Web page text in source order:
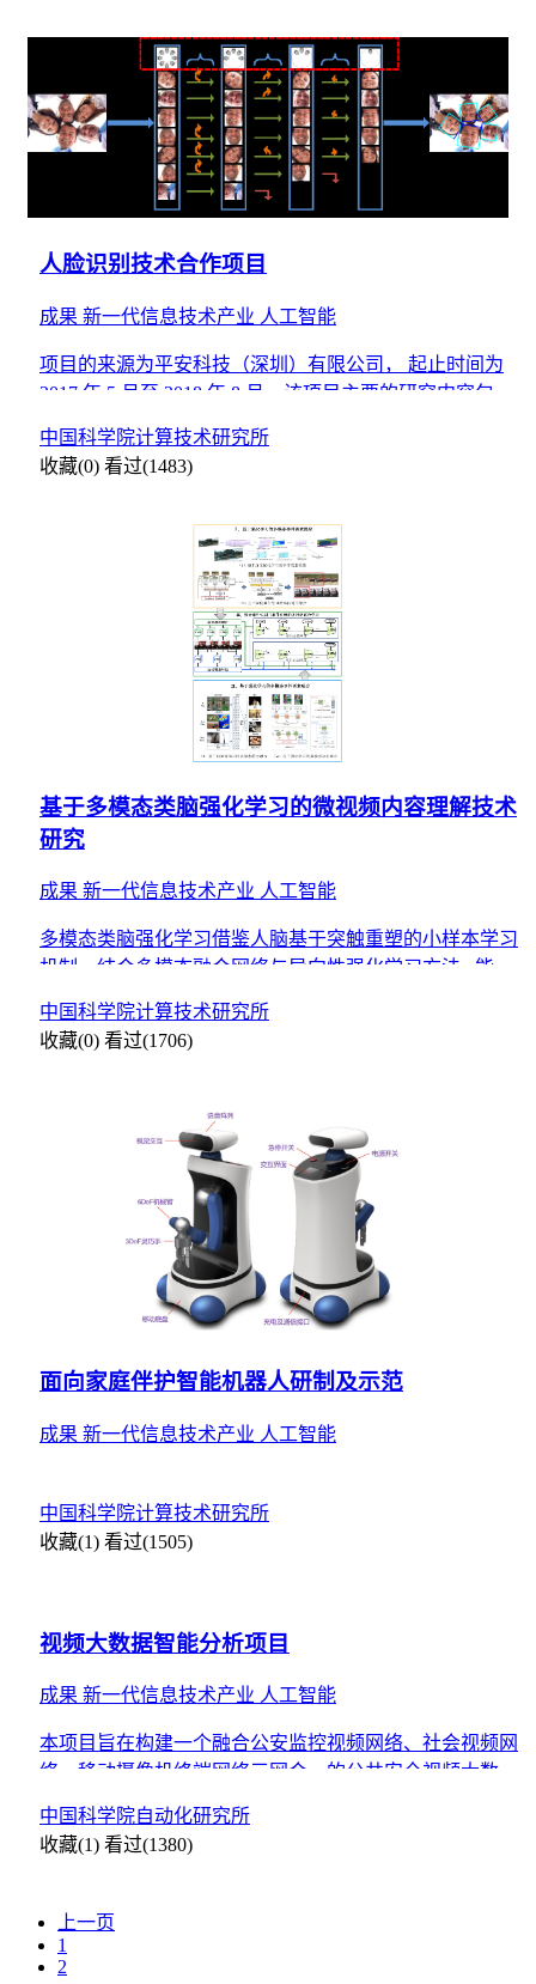
人脸识别技术合作项目
成果 新一代信息技术产业 人工智能
项目的来源为平安科技（深圳）有限公司， 起止时间为
2017 年 5 月至 2018 年 8 月。该项目主要的研究内容包括
中国科学院计算技术研究所
收藏(0) 看过(1483)
基于多模态类脑强化学习的微视频内容理解技术
研究
成果 新一代信息技术产业 人工智能
多模态类脑强化学习借鉴人脑基于突触重塑的小样本学习
机制，结合多模态融合网络与导向性强化学习方法 , 能够
的问题
中国科学院计算技术研究所
收藏(0) 看过(1706)
面向家庭伴护智能机器人研制及示范
成果 新一代信息技术产业 人工智能
中国科学院计算技术研究所
收藏(1) 看过(1505)
视频大数据智能分析项目
成果 新一代信息技术产业 人工智能
本项目旨在构建一个融合公安监控视频网络、社会视频网
络、移动摄像机终端网络三网合一的公共安全视频大数据
种）多模态数
中国科学院自动化研究所
收藏(1) 看过(1380)
上一页
1
2